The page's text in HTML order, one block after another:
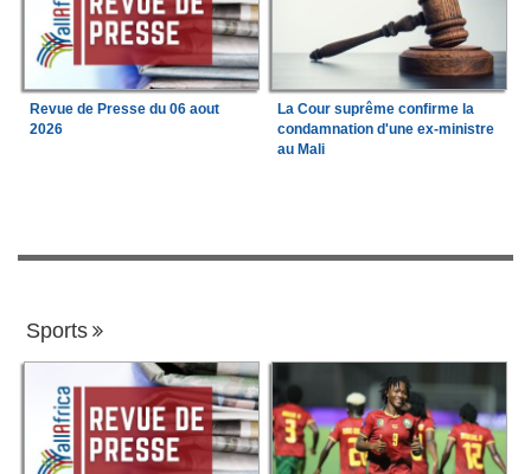
Revue de Presse du 06 aout
2026
La Cour suprême confirme la
condamnation d'une ex-ministre
au Mali
Sports